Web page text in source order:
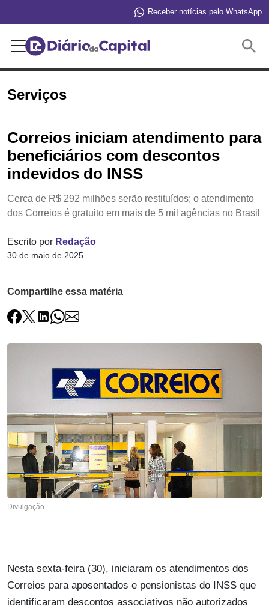
Receber notícias pelo WhatsApp
Serviços
Correios iniciam atendimento para
beneficiários com descontos
indevidos do INSS
Cerca de R$ 292 milhões serão restituídos; o atendimento
dos Correios é gratuito em mais de 5 mil agências no Brasil
Escrito por Redação
30 de maio de 2025
Compartilhe essa matéria
Divulgação
Nesta sexta-feira (30), iniciaram os atendimentos dos
Correios para aposentados e pensionistas do INSS que
identificaram descontos associativos não autorizados